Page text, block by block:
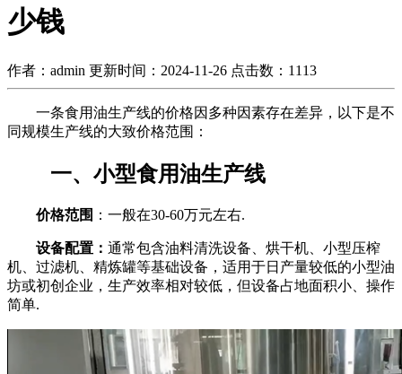
少钱
作者：admin 更新时间：2024-11-26 点击数： 1113
一条食用油生产线的价格因多种因素存在差异，以下是不
同规模生产线的大致价格范围：
一、小型食用油生产线
价格范围 ：一般在30-60万元左右.
设备配置： 通常包含油料清洗设备、烘干机、小型压榨
机、过滤机、精炼罐等基础设备，适用于日产量较低的小型油
坊或初创企业，生产效率相对较低，但设备占地面积小、操作
简单.